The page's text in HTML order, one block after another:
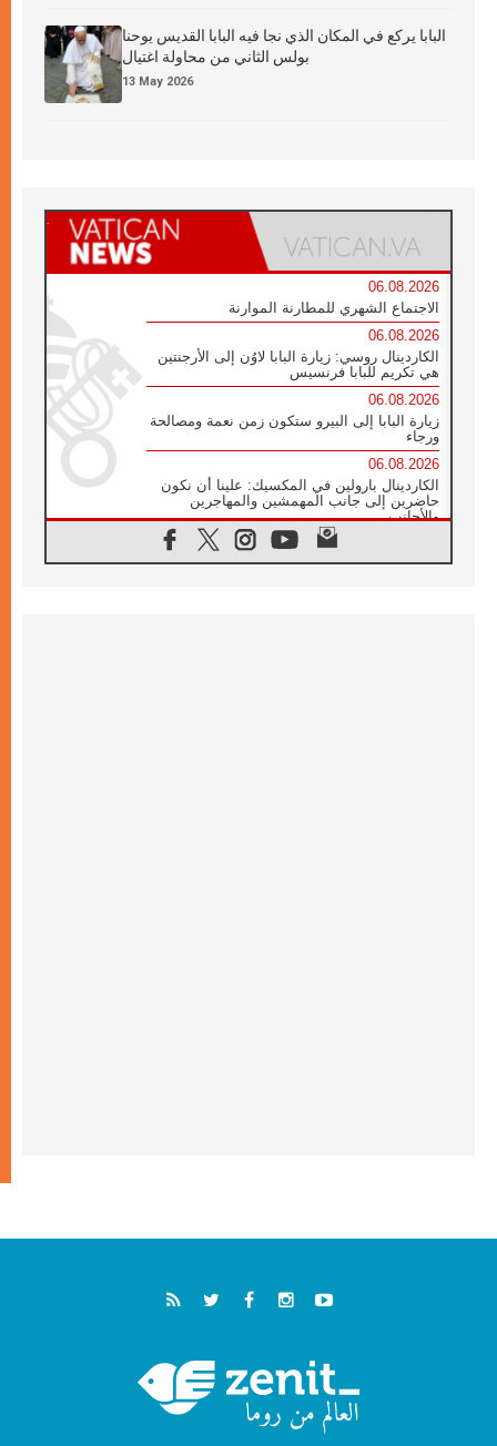
البابا يركع في المكان الذي نجا فيه البابا القديس يوحنا
بولس الثاني من محاولة اغتيال
13 May 2026
06.08.2026
الاجتماع الشهري للمطارنة الموارنة
06.08.2026
الكاردينال روسي: زيارة البابا لاوُن إلى الأرجنتين
هي تكريم للبابا فرنسيس
06.08.2026
زيارة البابا إلى البيرو ستكون زمن نعمة ومصالحة
ورجاء
06.08.2026
الكاردينال بارولين في المكسيك: علينا أن نكون
حاضرين إلى جانب المهمشين والمهاجرين
والأجانب
البابا لاوُن الرابع عشر للشباب في أسيزي: